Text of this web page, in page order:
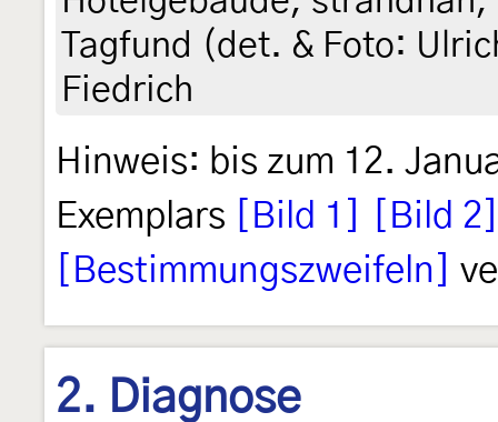
Tagfund (det. & Foto:
Fiedrich
Hinweis: bis zum 12.
Exemplars
[Bild 1]
[Bild 2]
[Bestimmungszweifeln]
2. Diagnose